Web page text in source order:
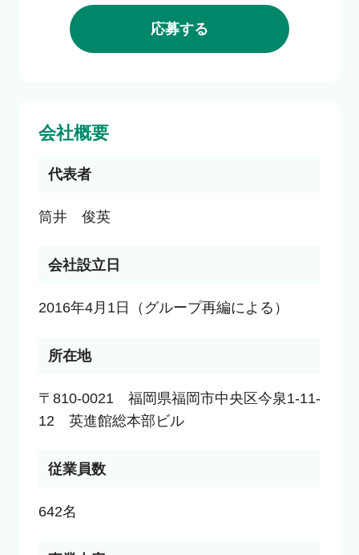
応募する
会社概要
代表者
筒井　俊英
会社設立日
2016年4月1日（グループ再編による）
所在地
〒810-0021　福岡県福岡市中央区今泉1-11-
12　英進館総本部ビル
従業員数
642名